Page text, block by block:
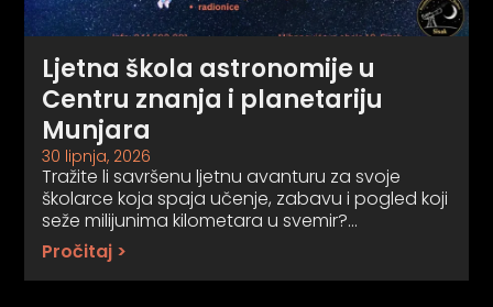
Ljetna škola astronomije u
Centru znanja i planetariju
Munjara
30 lipnja, 2026
Tražite li savršenu ljetnu avanturu za svoje
školarce koja spaja učenje, zabavu i pogled koji
seže milijunima kilometara u svemir?…
Pročitaj >